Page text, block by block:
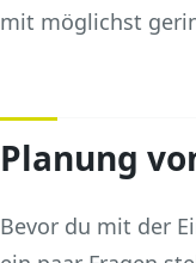
mit möglichst
Planung
Bevor du mit der